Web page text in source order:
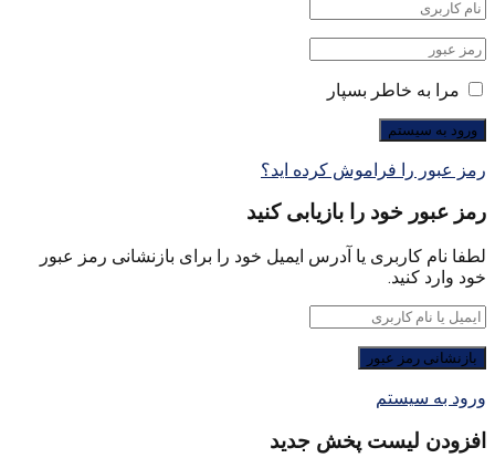
مرا به خاطر بسپار
رمز عبور را فراموش کرده اید؟
رمز عبور خود را بازیابی کنید
لطفا نام کاربری یا آدرس ایمیل خود را برای بازنشانی رمز عبور
خود وارد کنید.
ورود به سیستم
افزودن لیست پخش جدید